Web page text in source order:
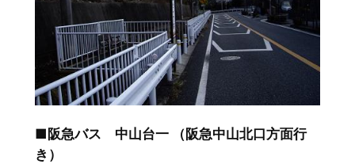
■阪急バス 中山台一 （阪急中山北口方面行
き）